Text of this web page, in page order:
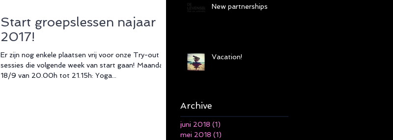
Start groepslessen najaar
2017!
Er zijn nog enkele plaatsen vrij voor onze Try-out
sessies die volgende week van start gaan! Maandag
18/9 van 20.00h tot 21.15h: Yoga...
New partnerships
Vacation!
Archive
juni 2018 (1)
mei 2018 (1)